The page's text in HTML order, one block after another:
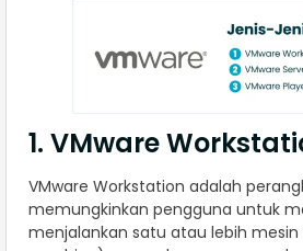
1. VMware
VMware Workstation adalah
memungkinkan pengguna untuk
menjalankan satu atau lebih